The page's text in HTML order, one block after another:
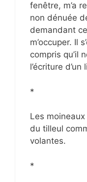
fenêtre, m’a
non dénuée
demandant
m’occuper. Il
compris qu’il
l’écriture d’un
*
Les
du tilleul
volantes.
*